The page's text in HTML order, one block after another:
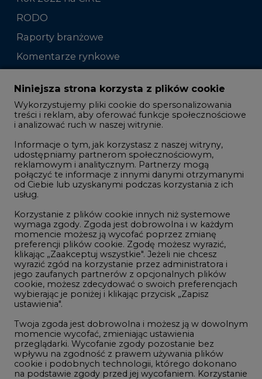
RODO
Raporty branżowe
Komentarze rynkowe
Zmiany kadrowe na rynku
Studio CIRE
Rozmowy o energetyce
Gospodarka
Geopolityka
LTE450
Innowacje i AI
Telekomunikacja i IT
Handel emisjami CO2
Wodór
Górnictwo
Atom
Fotowoltaika
Niniejsza strona korzysta z plików cookie
Wykorzystujemy pliki cookie do spersonalizowania
treści i reklam, aby oferować funkcje społecznościowe
i analizować ruch w naszej witrynie.
Informacje o tym, jak korzystasz z naszej witryny,
udostępniamy partnerom społecznościowym,
reklamowym i analitycznym. Partnerzy mogą
połączyć te informacje z innymi danymi otrzymanymi
od Ciebie lub uzyskanymi podczas korzystania z ich
usług.
Korzystanie z plików cookie innych niż systemowe
wymaga zgody. Zgoda jest dobrowolna i w każdym
momencie możesz ją wycofać poprzez zmianę
preferencji plików cookie. Zgodę możesz wyrazić,
klikając „Zaakceptuj wszystkie". Jeżeli nie chcesz
wyrazić zgód na korzystanie przez administratora i
jego zaufanych partnerów z opcjonalnych plików
cookie, możesz zdecydować o swoich preferencjach
wybierając je poniżej i klikając przycisk „Zapisz
ustawienia".
Twoja zgoda jest dobrowolna i możesz ją w dowolnym
momencie wycofać, zmieniając ustawienia
przeglądarki. Wycofanie zgody pozostanie bez
wpływu na zgodność z prawem używania plików
cookie i podobnych technologii, którego dokonano
na podstawie zgody przed jej wycofaniem. Korzystanie